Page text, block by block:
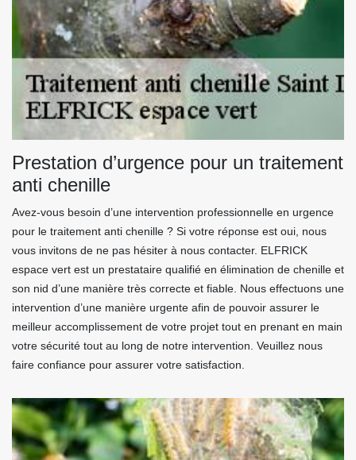
Prestation d’urgence pour un traitement
anti chenille
Avez-vous besoin d’une intervention professionnelle en urgence
pour le traitement anti chenille ? Si votre réponse est oui, nous
vous invitons de ne pas hésiter à nous contacter. ELFRICK
espace vert est un prestataire qualifié en élimination de chenille et
son nid d’une manière très correcte et fiable. Nous effectuons une
intervention d’une manière urgente afin de pouvoir assurer le
meilleur accomplissement de votre projet tout en prenant en main
votre sécurité tout au long de notre intervention. Veuillez nous
faire confiance pour assurer votre satisfaction.